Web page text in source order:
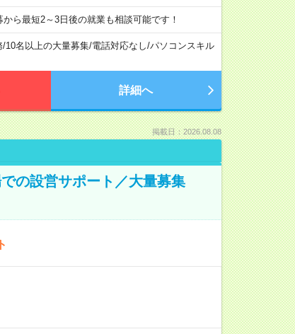
ら最短2～3日後の就業も相談可能です！
/10名以上の大量募集/電話対応なし/パソコンスキル
詳細へ
掲載日：2026.08.08
の設営サポート／大量募集